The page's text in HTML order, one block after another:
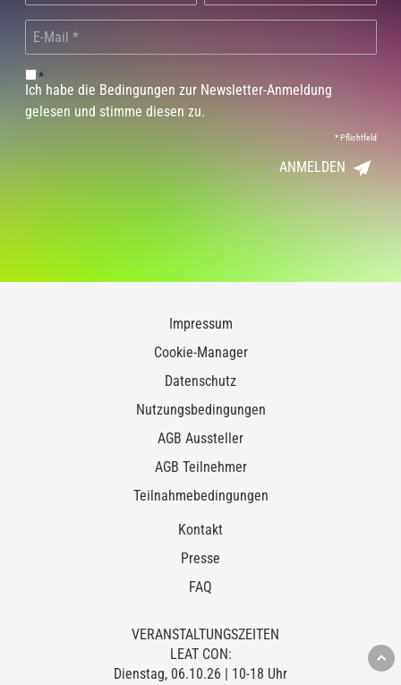
*
Ich habe die Bedingungen zur Newsletter-Anmeldung
gelesen und stimme diesen zu.
*Pflichtfeld
ANMELDEN
Impressum
Cookie-Manager
Datenschutz
Nutzungsbedingungen
AGB Aussteller
AGB Teilnehmer
Teilnahmebedingungen
Kontakt
Presse
FAQ
VERANSTALTUNGSZEITEN
LEAT CON:
Dienstag, 06.10.26 | 10-18 Uhr